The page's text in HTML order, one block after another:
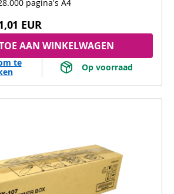
pagina's A4
EUR
AAN WINKELWAGEN
te
Op voorraad